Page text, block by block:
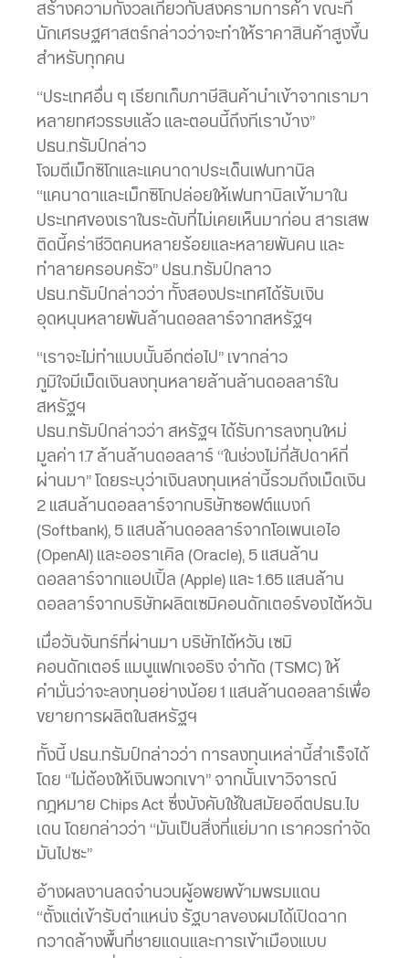
สร้างความกังวลเกี่ยวกับสงครามการค้า ขณะที่
นักเศรษฐศาสตร์กล่าวว่าจะทำให้ราคาสินค้าสูงขึ้น
สำหรับทุกคน
“ประเทศอื่น ๆ เรียกเก็บภาษีสินค้านำเข้าจากเรามา
หลายทศวรรษแล้ว และตอนนี้ถึงทีเราบ้าง”
ปธน.ทรัมป์กล่าว
โจมตีเม็กซิโกและแคนาดาประเด็นเฟนทานิล
“แคนาดาและเม็กซิโกปล่อยให้เฟนทานิลเข้ามาใน
ประเทศของเราในระดับที่ไม่เคยเห็นมาก่อน สารเสพ
ติดนี้คร่าชีวิตคนหลายร้อยและหลายพันคน และ
ทำลายครอบครัว” ปธน.ทรัมป์กลาว
ปธน.ทรัมป์กล่าวว่า ทั้งสองประเทศได้รับเงิน
อุดหนุนหลายพันล้านดอลลาร์จากสหรัฐฯ
“เราจะไม่ทำแบบนั้นอีกต่อไป” เขากล่าว
ภูมิใจมีเม็ดเงินลงทุนหลายล้านล้านดอลลาร์ใน
สหรัฐฯ
ปธน.ทรัมป์กล่าวว่า สหรัฐฯ ได้รับการลงทุนใหม่
มูลค่า 1.7 ล้านล้านดอลลาร์ “ในช่วงไม่กี่สัปดาห์ที่
ผ่านมา” โดยระบุว่าเงินลงทุนเหล่านี้รวมถึงเม็ดเงิน
2 แสนล้านดอลลาร์จากบริษัทซอฟต์แบงก์
(Softbank), 5 แสนล้านดอลลาร์จากโอเพนเอไอ
(OpenAI) และออราเคิล (Oracle), 5 แสนล้าน
ดอลลาร์จากแอปเปิ้ล (Apple) และ 1.65 แสนล้าน
ดอลลาร์จากบริษัทผลิตเซมิคอนดักเตอร์ของไต้หวัน
เมื่อวันจันทร์ที่ผ่านมา บริษัทไต้หวัน เซมิ
คอนดักเตอร์ แมนูแฟกเจอริง จำกัด (TSMC) ให้
คำมั่นว่าจะลงทุนอย่างน้อย 1 แสนล้านดอลลาร์เพื่อ
ขยายการผลิตในสหรัฐฯ
ทั้งนี้ ปธน.ทรัมป์กล่าวว่า การลงทุนเหล่านี้สำเร็จได้
โดย “ไม่ต้องให้เงินพวกเขา” จากนั้นเขาวิจารณ์
กฎหมาย Chips Act ซึ่งบังคับใช้ในสมัยอดีตปธน.ไบ
เดน โดยกล่าวว่า “มันเป็นสิ่งที่แย่มาก เราควรกำจัด
มันไปซะ”
อ้างผลงานลดจำนวนผู้อพยพข้ามพรมแดน
“ตั้งแต่เข้ารับตำแหน่ง รัฐบาลของผมได้เปิดฉาก
กวาดล้างพื้นที่ชายแดนและการเข้าเมืองแบบ